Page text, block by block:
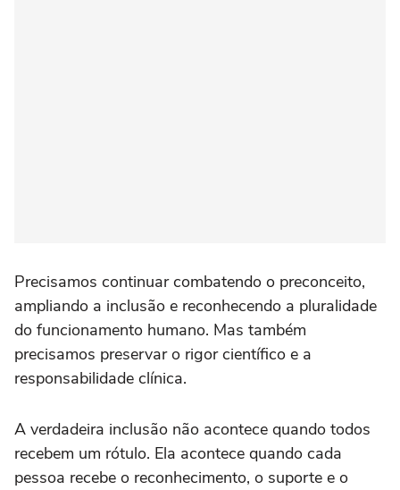
Precisamos continuar combatendo o preconceito,
ampliando a inclusão e reconhecendo a pluralidade
do funcionamento humano. Mas também
precisamos preservar o rigor científico e a
responsabilidade clínica.
A verdadeira inclusão não acontece quando todos
recebem um rótulo. Ela acontece quando cada
pessoa recebe o reconhecimento, o suporte e o